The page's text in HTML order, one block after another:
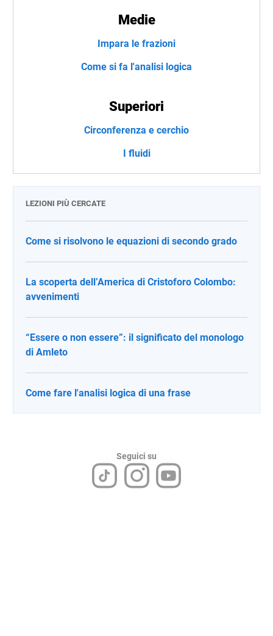
Medie
Impara le frazioni
Come si fa l'analisi logica
Superiori
Circonferenza e cerchio
I fluidi
LEZIONI PIÙ CERCATE
Come si risolvono le equazioni di secondo grado
La scoperta dell’America di Cristoforo Colombo:
avvenimenti
“Essere o non essere”: il significato del monologo
di Amleto
Come fare l'analisi logica di una frase
Seguici su